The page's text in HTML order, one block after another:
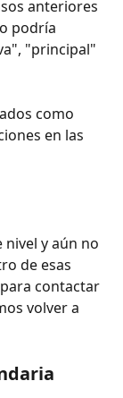
anteriores
podría
"principal"
como
en las
y aún no
de esas
contactar
volver a